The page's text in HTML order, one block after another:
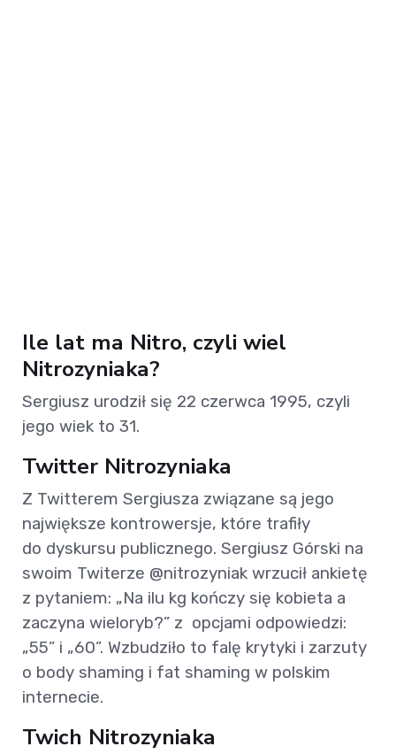
Ile lat ma Nitro, czyli wiel
Nitrozyniaka?
Sergiusz urodził się 22 czerwca 1995, czyli
jego wiek to 31.
Twitter Nitrozyniaka
Z Twitterem Sergiusza związane są jego
największe kontrowersje, które trafiły
do dyskursu publicznego. Sergiusz Górski na
swoim Twiterze @nitrozyniak wrzucił ankietę
z pytaniem: „Na ilu kg kończy się kobieta a
zaczyna wieloryb?” z opcjami odpowiedzi:
„55” i „60”. Wzbudziło to falę krytyki i zarzuty
o body shaming i fat shaming w polskim
internecie.
Twich Nitrozyniaka